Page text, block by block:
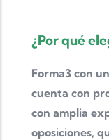
¿Por qué
Forma3 con
cuenta con
con amplia
oposiciones,